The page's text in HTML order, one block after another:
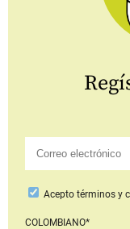
Aceptotérminos y
COLOMBIANO*